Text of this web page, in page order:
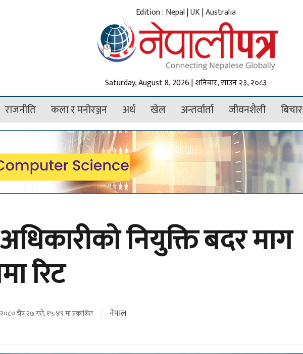
Edition : Nepal|UK|Australia
Saturday, August 8, 2026 | शनिबार, साउन २३, २०८३
राजनीति कला र मनोरञ्जन अर्थ खेल अन्तर्वार्ता जीवनशैली बिचार
नियुक्ति बदर माग
रिट
चैत्र २७ गते, १५:४९ मा प्रकाशित नेपाल